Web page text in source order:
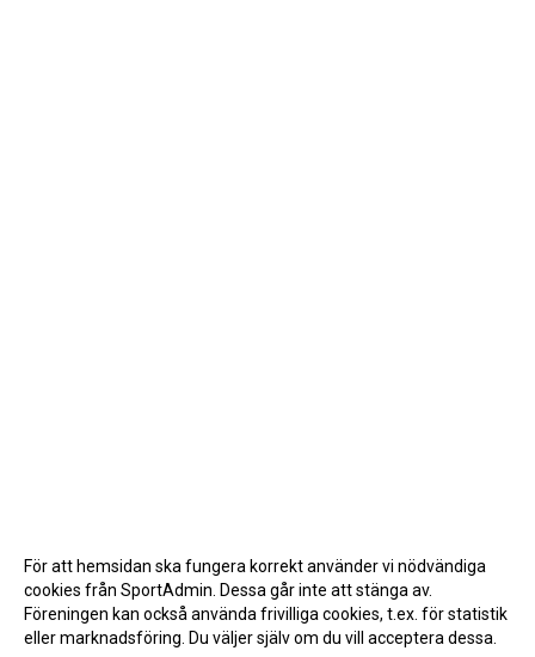
För att hemsidan ska fungera korrekt använder vi nödvändiga
cookies från SportAdmin. Dessa går inte att stänga av.
Föreningen kan också använda frivilliga cookies, t.ex. för statistik
eller marknadsföring. Du väljer själv om du vill acceptera dessa.